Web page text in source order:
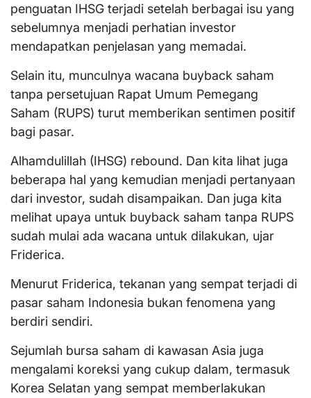
penguatan IHSG terjadi setelah berbagai isu yang
sebelumnya menjadi perhatian investor
mendapatkan penjelasan yang memadai.
Selain itu, munculnya wacana buyback saham
tanpa persetujuan Rapat Umum Pemegang
Saham (RUPS) turut memberikan sentimen positif
bagi pasar.
Alhamdulillah (IHSG) rebound. Dan kita lihat juga
beberapa hal yang kemudian menjadi pertanyaan
dari investor, sudah disampaikan. Dan juga kita
melihat upaya untuk buyback saham tanpa RUPS
sudah mulai ada wacana untuk dilakukan, ujar
Friderica.
Menurut Friderica, tekanan yang sempat terjadi di
pasar saham Indonesia bukan fenomena yang
berdiri sendiri.
Sejumlah bursa saham di kawasan Asia juga
mengalami koreksi yang cukup dalam, termasuk
Korea Selatan yang sempat memberlakukan